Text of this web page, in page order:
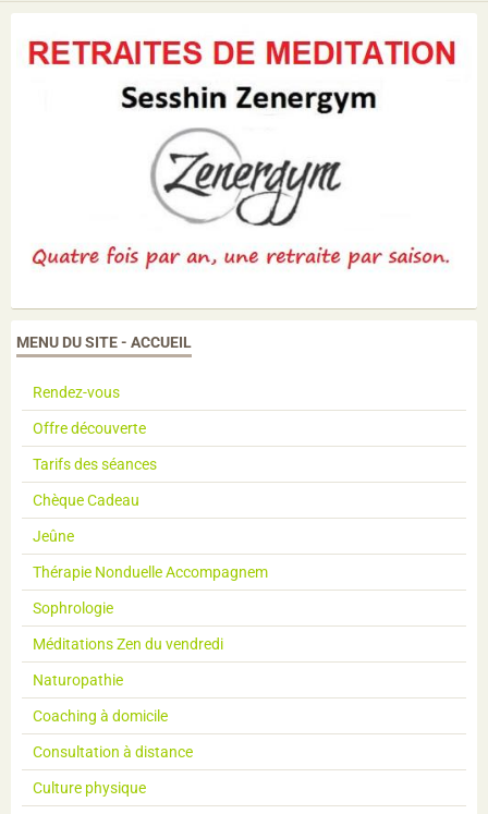
MENU DU SITE - ACCUEIL
Rendez-vous
Offre découverte
Tarifs des séances
Chèque Cadeau
Jeûne
Thérapie Nonduelle Accompagnem
Sophrologie
Méditations Zen du vendredi
Naturopathie
Coaching à domicile
Consultation à distance
Culture physique